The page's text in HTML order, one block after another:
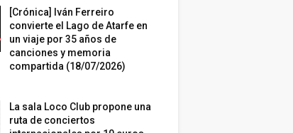
[Crónica] Iván Ferreiro
convierte el Lago de Atarfe en
un viaje por 35 años de
canciones y memoria
compartida (18/07/2026)
La sala Loco Club propone una
ruta de conciertos